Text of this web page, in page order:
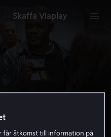
Skaffa Viaplay
får åtkomst till information på